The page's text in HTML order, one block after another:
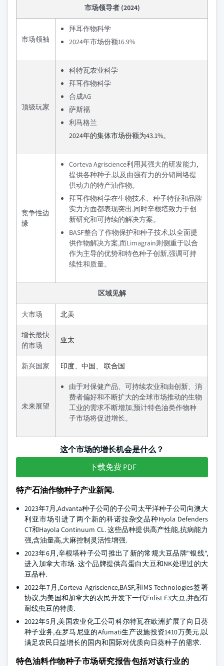
市场领导者 (2024)
市场领袖
拜耳作物科学
2024年市场份额16.9%
顶级玩家
科特瓦农业科学
拜耳作物科学
合成AG
萨斯福
利马格兰
2024年的集体市场份额为43.1%。
竞争性边
缘
Corteva Agriscience利用其强大的研发能力,
提供各种种子,以及由强有力的分销网络提
供动力的特产油作物。
拜耳作物科学在生物技术、种子特征和品牌
实力方面都表现突出,同时辛根塔致力于创
新研究和可持续的解决方案。
BASF整合了作物保护和种子技术,以全面提
供作物解决方案,而Limagrain则侧重于以合
作为主导的优势和特色种子创新,强调可持
续性和质量。
区域见解
大市场 北美
增长最快
的市场
亚太
新兴国家 印度、中国、 联合国
未来展望
由于对保健产品、可持续农业和由创新、消
费者偏好和不断扩大的全球市场推动的生物
工业的需求不断增加,预计特色油类作物种
子市场将促进增长。
这个市场的增长机会是什么？
下载免费 PDF
特产石油作物种子产业新闻.
2023年7月,Advanta种子公司的子公司太平洋种子公司向澳大
利亚市场引进了两个新的科诺拉杂交品种Hyola Defenders
CT和Hayola Continuum CL. 这些品种提供高产性能,抗病能力
强,含油量高,大麻控制灵活性增强.
2023年6月,辛根塔种子公司推出了新的常规大豆品牌"银线",
进入加拿大市场. 这个品牌提供高蛋白大豆和NK处理过的大
豆品种.
2022年7月,Corteva Agriscience,BASF,和MS Technologies签署
协议,为美国和加拿大的农民开发下一代Enlist E3大豆,并配有
耐线虫豆的特质.
2022年5月,美国农业化工公司科尔特瓦在欧洲扩展了向日葵
种子业务,在罗马尼亚的Afumati生产设施投资1410万美元,以
满足农民日益增长的国内和国际对优质向日葵种子的需求.
特色油料作物种子市场研究报告包括对该行业的